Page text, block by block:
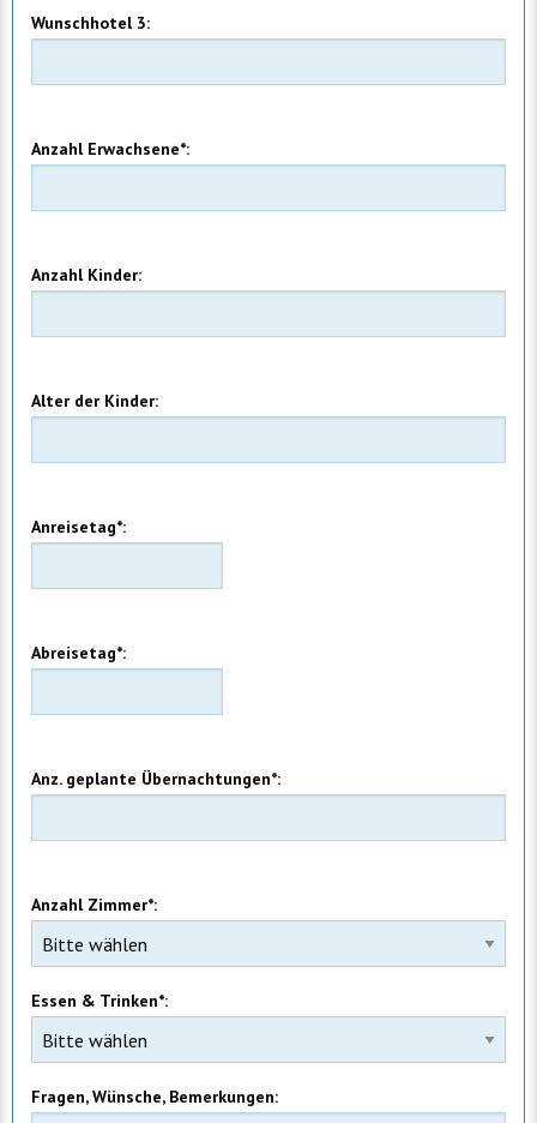
Wunschhotel 3:
Anzahl Erwachsene*:
Anzahl Kinder:
Alter der Kinder:
Anreisetag*:
Abreisetag*:
Anz. geplante Übernachtungen*:
Anzahl Zimmer*:
Essen & Trinken*:
Fragen, Wünsche, Bemerkungen: